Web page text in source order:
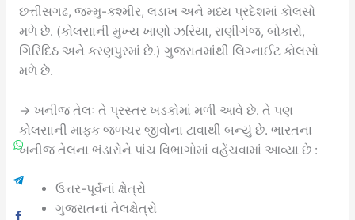
છત્તીસગઢ, જમ્મુ-કશ્મીર, લડાખ અને મધ્ય પ્રદેશમાં કોલસો
મળે છે. (કોલસાની મુખ્ય ખાણો ઝરિયા, રાણીગંજ, બોકારો,
ગિરિદિઠ અને કરણપુરમાં છે.) ગુજરાતમાંથી લિગ્નાઈટ કોલસો
મળે છે.
→ ખનીજ તેલઃ તે પ્રસ્તર ખડકોમાં મળી આવે છે. તે પણ
કોલસાની માફક જળચર જીવોના ટાવાથી બન્યું છે. ભારતના
ખનીજ તેલના ભંડારોને પાંચ વિભાગોમાં વહેંચવામાં આવ્યા છે :
ઉત્તર-પૂર્વનાં ક્ષેત્રો
ગુજરાતનાં તેલક્ષેત્રો